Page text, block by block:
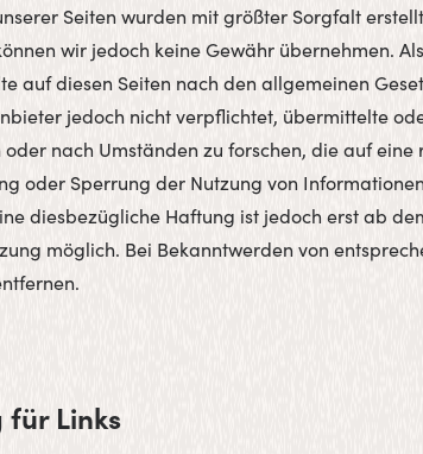
Seiten wurden mit größter Sorgfalt
wir jedoch keine Gewähr übernehmen.
auf diesen Seiten nach den allgemeinen
jedoch nicht verpflichtet, übermittelte
nach Umständen zu forschen, die auf
oder Sperrung der Nutzung von
diesbezügliche Haftung ist jedoch erst ab
möglich. Bei Bekanntwerden von
Links